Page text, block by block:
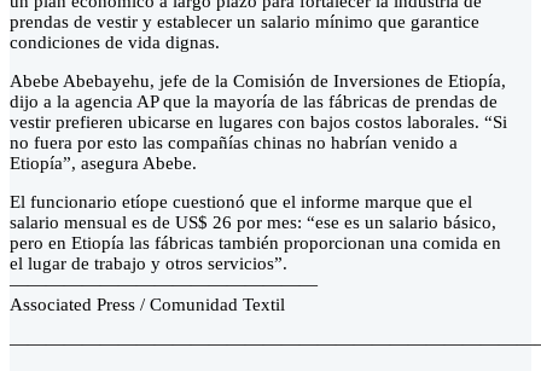
prendas de vestir y establecer un salario mínimo que garantice
condiciones de vida dignas.
Abebe Abebayehu, jefe de la Comisión de Inversiones de Etiopía,
dijo a la agencia AP que la mayoría de las fábricas de prendas de
vestir prefieren ubicarse en lugares con bajos costos laborales. “Si
no fuera por esto las compañías chinas no habrían venido a
Etiopía”, asegura Abebe.
El funcionario etíope cuestionó que el informe marque que el
salario mensual es de US$ 26 por mes: “ese es un salario básico,
pero en Etiopía las fábricas también proporcionan una comida en
el lugar de trabajo y otros servicios”.
—————————————————
Associated Press / Comunidad Textil